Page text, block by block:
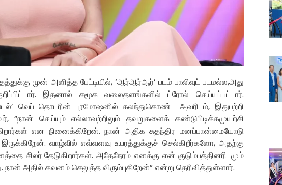
முன் அளித்த பேட்டியில், ‘ஆர்ஆர்ஆர்’ படம் பாலிவுட் படமல்ல,அது
இதனால் சமூக வலைதளங்களில் ட்ரோல் செய்யப்பட்டார்.
வெப் தொடரின் புரமோஷனில் கலந்துகொண்ட அவரிடம், இதுபற்றி
“நான் செய்யும் எல்லாவற்றிலும் தவறுகளைக் கண்டுபிடிக்கமுயற்சி
என நினைக்கிறேன். நான் அதிக சுதந்திர மனப்பான்மையோடு
வாழ்வில் எவ்வளவு உயரத்துக்குச் செல்கிறீர்களோ, அதற்கு
சிலர் தேடுகிறார்கள். அதேநேரம் எனக்கு என் குடும்பத்தினரிடமும்
நான் அதில் கவனம் செலுத்த விரும்புகிறேன்” என்று தெரிவித்துள்ளார்.